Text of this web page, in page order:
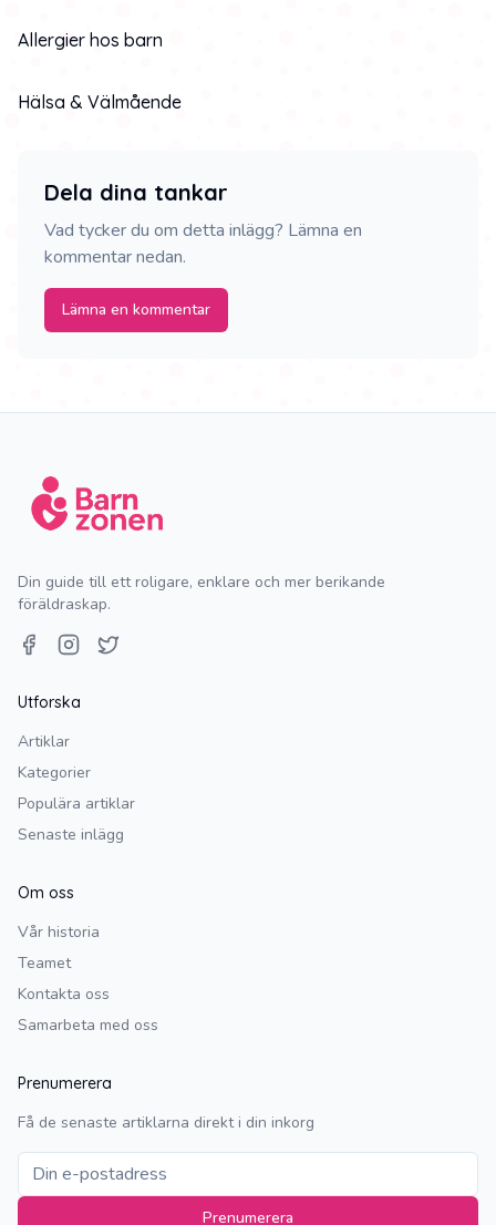
Allergier hos barn
Hälsa & Välmående
Dela dina tankar
Vad tycker du om detta inlägg? Lämna en
kommentar nedan.
Lämna en kommentar
Din guide till ett roligare, enklare och mer berikande
föräldraskap.
Utforska
Artiklar
Kategorier
Populära artiklar
Senaste inlägg
Om oss
Vår historia
Teamet
Kontakta oss
Samarbeta med oss
Prenumerera
Få de senaste artiklarna direkt i din inkorg
Prenumerera